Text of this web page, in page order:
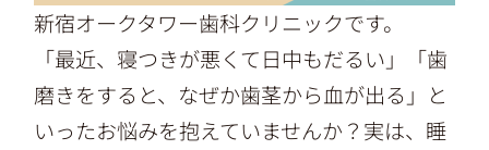
新宿オークタワー歯科クリニックです。
「最近、寝つきが悪くて日中もだるい」「歯
磨きをすると、なぜか歯茎から血が出る」と
いったお悩みを抱えていませんか？実は、睡